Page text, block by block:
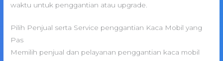
waktu untuk penggantian atau upgrade.
Pilih Penjual serta Service penggantian Kaca Mobil yang
Pas
Memilih penjual dan pelayanan penggantian kaca mobil